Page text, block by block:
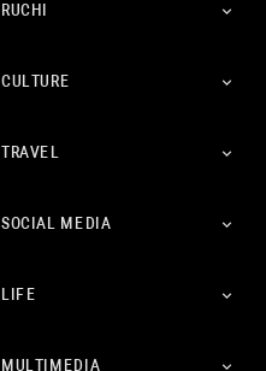
RUCHI
CULTURE
TRAVEL
SOCIAL MEDIA
LIFE
MULTIMEDIA